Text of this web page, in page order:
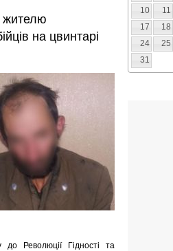
жителю
на цвинтарі
Революції Гідності та
10
11
17
18
24
25
31